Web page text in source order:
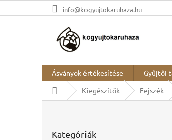
a
info@kogyujtokaruhaza.hu
Ásványok értékesítése Gyűjtői
KezdőlapKiegészítők Fejszék
átugrása
Kategóriák